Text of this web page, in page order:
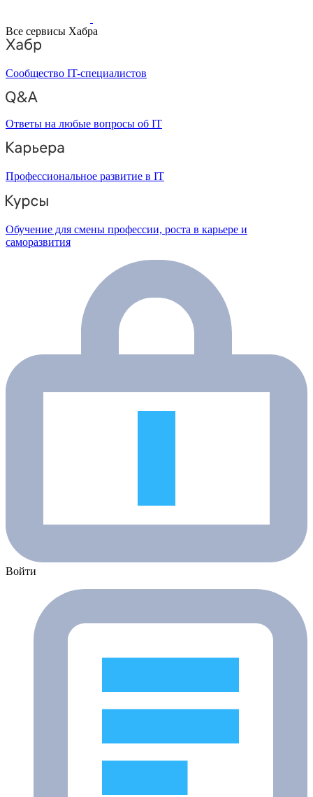
Все сервисы Хабра
Сообщество IT-специалистов
Ответы на любые вопросы об IT
Профессиональное развитие в IT
Обучение для смены профессии, роста в карьере и
саморазвития
Войти